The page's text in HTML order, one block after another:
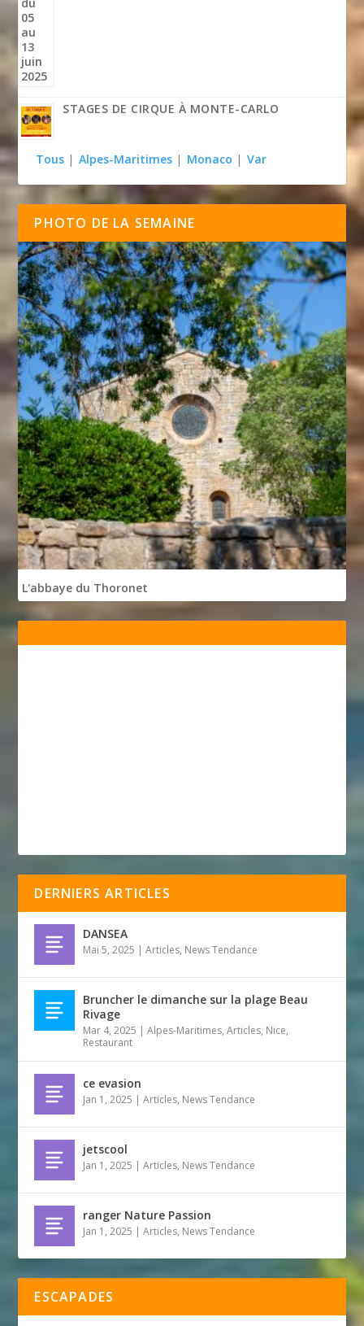
STAGES DE CIRQUE À MONTE-CARLO
Tous | Alpes-Maritimes | Monaco | Var
PHOTO DE LA SEMAINE
L'abbaye du Thoronet
DERNIERS ARTICLES
DANSEA
Mai 5, 2025 |Articles, News Tendance
Bruncher le dimanche sur la plage Beau
Rivage
Mar 4, 2025 |Alpes-Maritimes,Articles, Nice,
Restaurant
ce evasion
Jan 1, 2025 |Articles, News Tendance
jetscool
Jan 1, 2025 |Articles, News Tendance
ranger Nature Passion
Jan 1, 2025 |Articles, News Tendance
ESCAPADES